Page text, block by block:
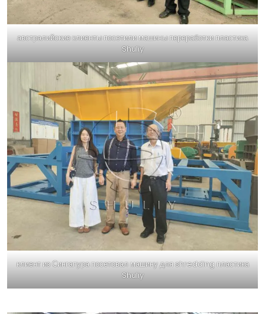
австралийские клиенты посетили машины переработки пластика
Shuliy
клиент из Сингапура посетовал машину для shredding пластика
Shuliy